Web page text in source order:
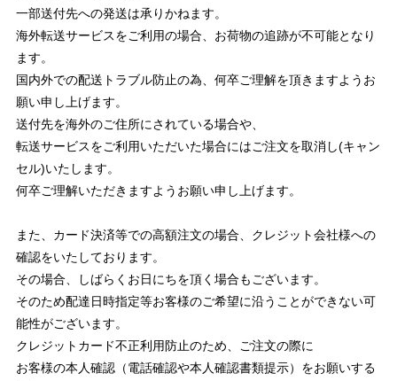
一部送付先への発送は承りかねます。
海外転送サービスをご利用の場合、お荷物の追跡が不可能となり
ます。
国内外での配送トラブル防止の為、何卒ご理解を頂きますようお
願い申し上げます。
送付先を海外のご住所にされている場合や、
転送サービスをご利用いただいた場合にはご注文を取消し(キャン
セル)いたします。
何卒ご理解いただきますようお願い申し上げます。
また、カード決済等での高額注文の場合、クレジット会社様への
確認をいたしております。
その場合、しばらくお日にちを頂く場合もございます。
そのため配達日時指定等お客様のご希望に沿うことができない可
能性がございます。
クレジットカード不正利用防止のため、ご注文の際に
お客様の本人確認（電話確認や本人確認書類提示）をお願いする